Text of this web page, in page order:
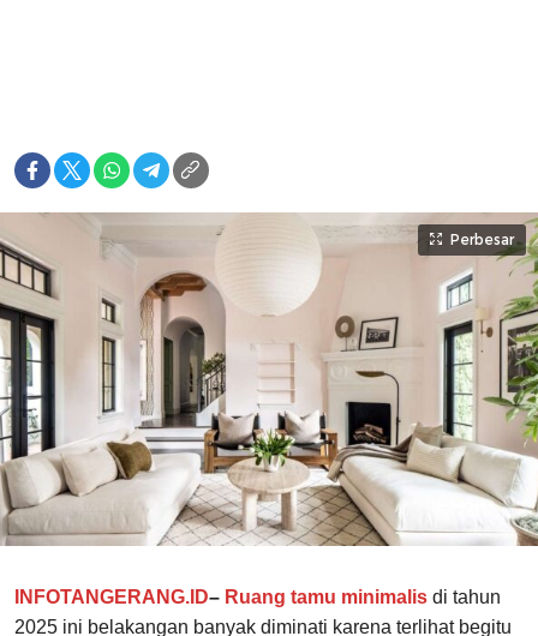
Perbesar
INFOTANGERANG.ID– Ruang tamu minimalis di tahun
2025 ini belakangan banyak diminati karena terlihat begitu